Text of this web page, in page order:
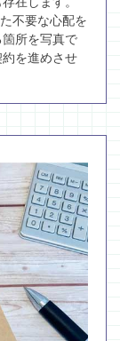
不要な心配を
所を写真で
を進めさせ